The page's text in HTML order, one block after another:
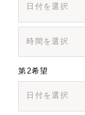
日付を選択
第2希望
日付を選択